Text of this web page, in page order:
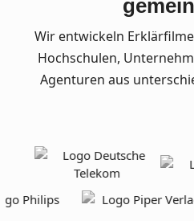
Wir entwickeln
Hochschulen,
Agenturen aus